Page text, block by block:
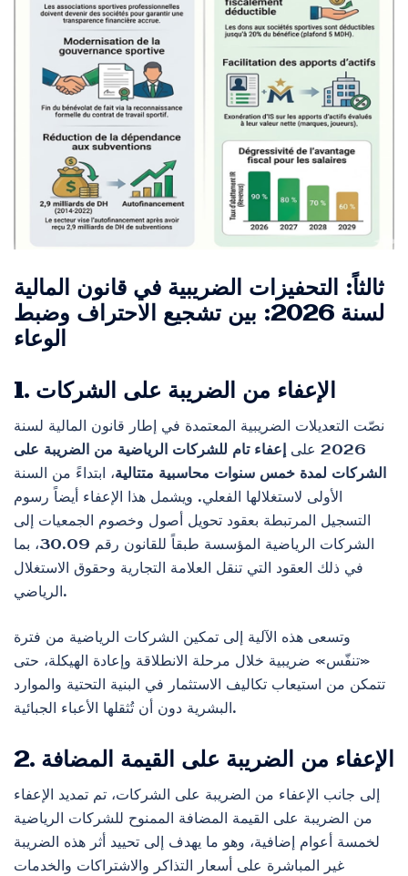
ثالثاً: التحفيزات الضريبية في قانون المالية
لسنة 2026: بين تشجيع الاحتراف وضبط
الوعاء
1. الإعفاء من الضريبة على الشركات
نصّت التعديلات الضريبية المعتمدة في إطار قانون المالية لسنة
2026 على
إعفاء تام للشركات الرياضية من الضريبة على
الشركات لمدة خمس سنوات محاسبية متتالية، ابتداءً من السنة
الأولى لاستغلالها الفعلي. ويشمل هذا الإعفاء أيضاً رسوم
التسجيل المرتبطة بعقود تحويل أصول وخصوم الجمعيات إلى
الشركات الرياضية المؤسسة طبقاً للقانون رقم 30.09، بما
في ذلك العقود التي تنقل العلامة التجارية وحقوق الاستغلال
الرياضي.
وتسعى هذه الآلية إلى تمكين الشركات الرياضية من فترة
«تنفّس» ضريبية خلال مرحلة الانطلاقة وإعادة الهيكلة، حتى
تتمكن من استيعاب تكاليف الاستثمار في البنية التحتية والموارد
البشرية دون أن تُثقلها الأعباء الجبائية.
2. الإعفاء من الضريبة على القيمة المضافة
إلى جانب الإعفاء من الضريبة على الشركات، تم تمديد الإعفاء
من الضريبة على القيمة المضافة الممنوح للشركات الرياضية
لخمسة أعوام إضافية، وهو ما يهدف إلى تحييد أثر هذه الضريبة
غير المباشرة على أسعار التذاكر والاشتراكات والخدمات